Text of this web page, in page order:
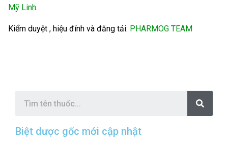
Mỹ Linh.
Kiểm duyệt , hiệu đính và đăng tải: PHARMOG TEAM
S
a
r
Biệt dược gốc mới cập nhật